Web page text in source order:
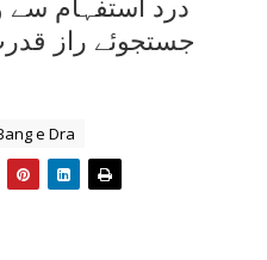
درد استفہام سے
جستجوئے راز
e Dra